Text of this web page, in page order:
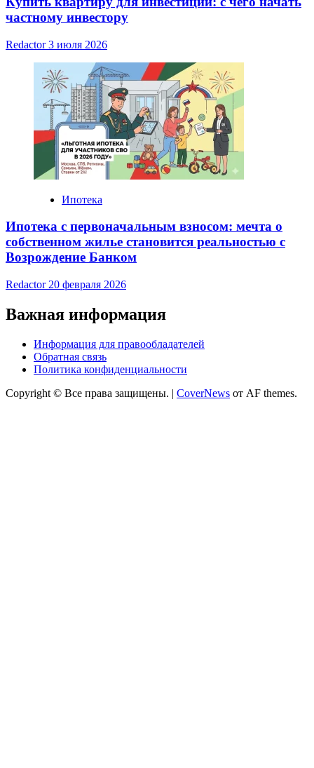
частному инвестору
Redactor3 июля 2026
Ипотека
Ипотека с первоначальным взносом: мечта о
собственном жилье становится реальностью с
Возрождение Банком
Redactor 20 февраля 2026
Важная информация
Информация для правообладателей
Обратная связь
Политика конфиденциальности
Copyright © Все права защищены. | CoverNews от AF themes.